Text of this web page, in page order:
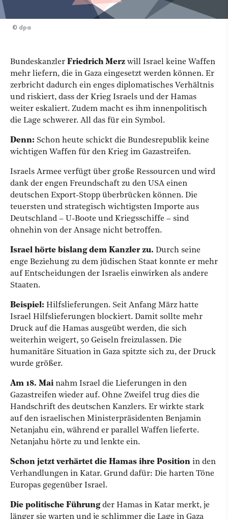
© dpa
Bundeskanzler Friedrich Merz will Israel keine Waffen
mehr liefern, die in Gaza eingesetzt werden können. Er
zerbricht dadurch ein enges diplomatisches Verhältnis
und riskiert, dass der Krieg Israels und der Hamas
weiter eskaliert. Zudem macht es ihm innenpolitisch
die Lage schwerer. All das für ein Symbol.
Denn: Schon heute schickt die Bundesrepublik keine
wichtigen Waffen für den Krieg im Gazastreifen.
Israels Armee verfügt über große Ressourcen und wird
dank der engen Freundschaft zu den USA einen
deutschen Export-Stopp überbrücken können. Die
teuersten und strategisch wichtigsten Importe aus
Deutschland – U-Boote und Kriegsschiffe – sind
ohnehin von der Ansage nicht betroffen.
Israel hörte bislang dem Kanzler zu. Durch seine
enge Beziehung zu dem jüdischen Staat konnte er mehr
auf Entscheidungen der Israelis einwirken als andere
Staaten.
Beispiel: Hilfslieferungen. Seit Anfang März hatte
Israel Hilfslieferungen blockiert. Damit sollte mehr
Druck auf die Hamas ausgeübt werden, die sich
weiterhin weigert, 50 Geiseln freizulassen. Die
humanitäre Situation in Gaza spitzte sich zu, der Druck
wurde größer.
Am 18. Mai nahm Israel die Lieferungen in den
Gazastreifen wieder auf. Ohne Zweifel trug dies die
Handschrift des deutschen Kanzlers. Er wirkte stark
auf den israelischen Ministerpräsidenten Benjamin
Netanjahu ein, während er parallel Waffen lieferte.
Netanjahu hörte zu und lenkte ein.
Schon jetzt verhärtet die Hamas ihre Position in den
Verhandlungen in Katar. Grund dafür: Die harten Töne
Europas gegenüber Israel.
Die politische Führungder Hamas in Katar merkt, je
länger sie warten und je schlimmer die Lage in Gaza